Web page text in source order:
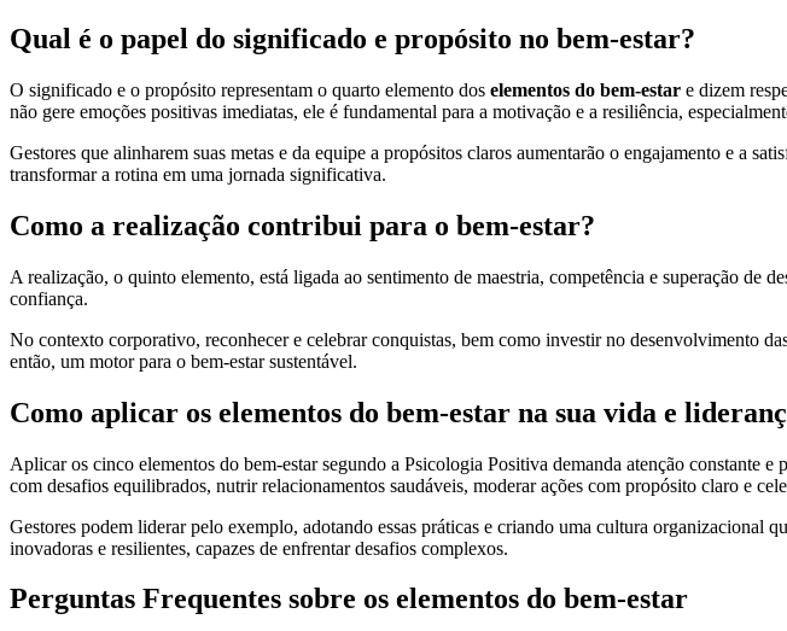
Qual é o papel do significado e propósito no bem-estar?
O significado e o propósito representam o quarto elemento dos elementos do bem-estar e dizem
não gere emoções positivas imediatas, ele é fundamental para a motivação e a resiliência,
Gestores que alinharem suas metas e da equipe a propósitos claros aumentarão o engajamento e a
transformar a rotina em uma jornada significativa.
Como a realização contribui para o bem-estar?
A realização, o quinto elemento, está ligada ao sentimento de maestria, competência e superação de
confiança.
No contexto corporativo, reconhecer e celebrar conquistas, bem como investir no desenvolvimento
então, um motor para o bem-estar sustentável.
Como aplicar os elementos do bem-estar na sua vida e
Aplicar os cinco elementos do bem-estar segundo a Psicologia Positiva demanda atenção constante
com desafios equilibrados, nutrir relacionamentos saudáveis, moderar ações com propósito claro e
Gestores podem liderar pelo exemplo, adotando essas práticas e criando uma cultura organizacional
inovadoras e resilientes, capazes de enfrentar desafios complexos.
Perguntas Frequentes sobre os elementos do bem-estar